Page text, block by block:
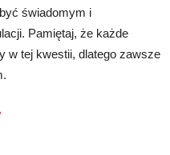
świadomym i
Pamiętaj, że każde
w tej kwestii, dlatego zawsze